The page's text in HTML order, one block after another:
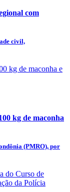
com
civil,
kg de maconha
(PMRO), por